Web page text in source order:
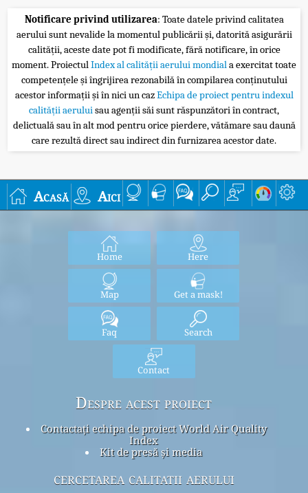
Notificare privind utilizarea: Toate datele privind calitatea
aerului sunt nevalide la momentul publicării și, datorită asigurării
calității, aceste date pot fi modificate, fără notificare, în orice
moment. ProiectulIndex al calității aerului mondiala exercitat toate
competențele și îngrijirea rezonabilă în compilarea conținutului
acestor informații și în nici un cazEchipa de proiect pentru indexul
calității aeruluisau agenții săi sunt răspunzători în contract,
delictuală sau în alt mod pentru orice pierdere, vătămare sau daună
care rezultă direct sau indirect din furnizarea acestor date.
Acasă Aici
Home Here
Map Get a mask!
Faq Search
Contact
Despre acest proiect
Contactați echipa de proiect World Air Quality
Index
Kit de presă și media
cercetarea calitatii aerului